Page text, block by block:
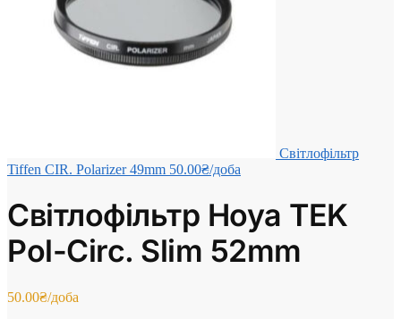
Світлофільтр
Tiffen CIR. Polarizer 49mm 50.00₴/доба
Світлофільтр Hoya TEK
Pol-Circ. Slim 52mm
50.00₴/доба